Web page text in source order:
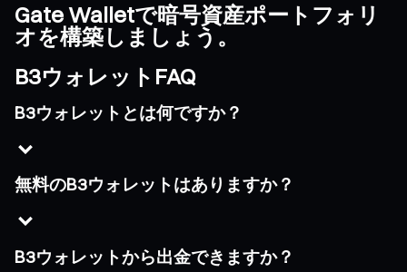
Gate Walletで暗号資産ポートフォリ
オを構築しましょう。
B3ウォレットFAQ
B3ウォレットとは何ですか？
無料のB3ウォレットはありますか？
B3ウォレットから出金できますか？